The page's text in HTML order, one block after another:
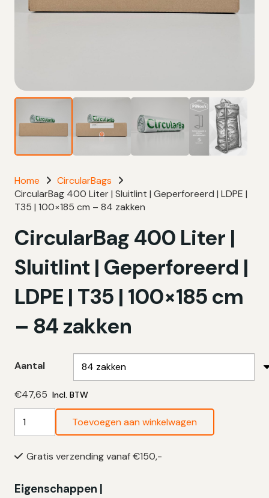
Home
CircularBags
CircularBag 400 Liter | Sluitlint | Geperforeerd | LDPE |
T35 | 100×185 cm – 84 zakken
CircularBag 400 Liter |
Sluitlint | Geperforeerd |
LDPE | T35 | 100×185 cm
– 84 zakken
Aantal
€47,65 Incl. BTW
CircularBag
|
|
Toevoegen aan winkelwagen
Gratis verzending vanaf €150,-
Eigenschappen |